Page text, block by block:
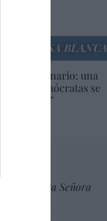
LA CASA BLANCA
escenario: una
de los demócratas se
Nuestra Señora